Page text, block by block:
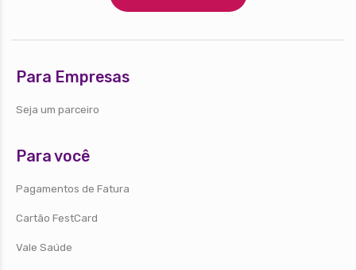
Para Empresas
Seja um parceiro
Para você
Pagamentos de Fatura
Cartão FestCard
Vale Saúde